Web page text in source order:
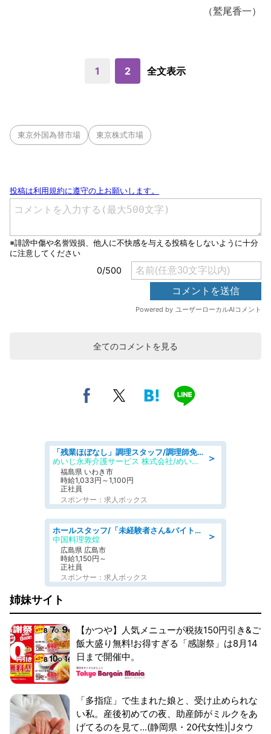
（鷲尾香一）
1 2 全文表示
東京外国為替市場 東京株式市場
全てのコメントを見る
＞
「残業ほぼなし」調理スタッフ/調理師免許必須/正職員/日勤のみ/住宅型有料老人ホーム
めいじ永寿介護サービス 株式会社/めいじ永寿介護サービスセンター
福島県 いわき市
時給1,033円～1,100円
正社員
スポンサー：求人ボックス
＞
ホールスタッフ/「未経験者さん&バイトデビューも大歓迎」残業ほぼなし×1日3時間〜勤務OK!フォロー体制も充実/広島県/広島市南区
中国料理敦煌
広島県 広島市
時給1,150円～
正社員
スポンサー：求人ボックス
姉妹サイト
【かつや】人気メニューが税抜150円引き&ご
飯大盛り無料!お得すぎる「感謝祭」は8月14
日まで開催中。
「多指症」で生まれた娘と、受け止められな
い私。産後初めての夜、助産師がミルクをあ
げてるのを見て...(静岡県・20代女性)|Jタウ